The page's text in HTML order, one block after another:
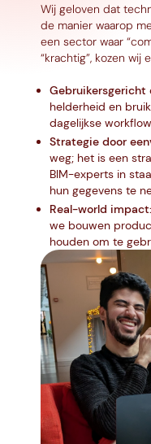
Wij geloven dat
de manier waarop
een sector waar
“krachtig”, kozen wij
Gebruikersgericht
helderheid en
dagelijkse
Strategie door
weg; het is een
BIM-experts in
hun gegevens te
Real-world impact:
we bouwen
houden om te